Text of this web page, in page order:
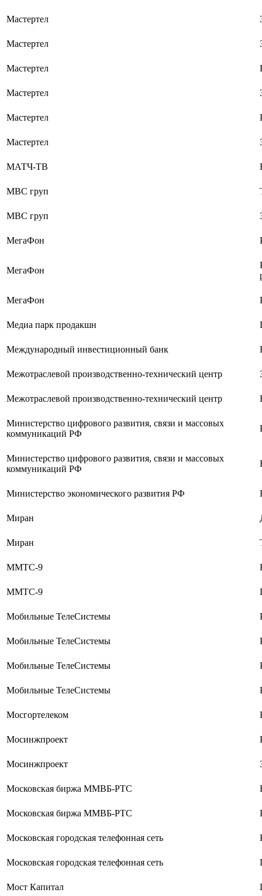
Мастертел
Мастертел
Мастертел
Мастертел
Мастертел
Мастертел
МАТЧ-ТВ
МВС груп
МВС груп
МегаФон
МегаФон
МегаФон
Медиа парк продакшн
Международный инвестиционный банк
Межотраслевой производственно-технический центр
Межотраслевой производственно-технический центр
Министерство цифрового развития, связи и массовых
коммуникаций РФ
Министерство цифрового развития, связи и массовых
коммуникаций РФ
Министерство экономического развития РФ
Миран
Миран
ММТС-9
ММТС-9
Мобильные ТелеСистемы
Мобильные ТелеСистемы
Мобильные ТелеСистемы
Мобильные ТелеСистемы
Мосгортелеком
Мосинжпроект
Мосинжпроект
Московская биржа ММВБ-РТС
Московская биржа ММВБ-РТС
Московская городская телефонная сеть
Московская городская телефонная сеть
Мост Капитал